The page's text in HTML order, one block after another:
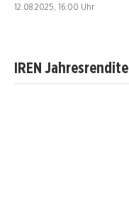
12.08.2025, 16:00 Uhr
IREN Jahresrendite